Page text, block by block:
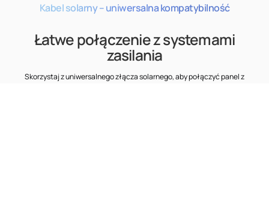
Kabel solarny – uniwersalna kompatybilność
Łatwe połączenie z systemami
zasilania
Skorzystaj z uniwersalnego złącza solarnego, aby połączyć panel z